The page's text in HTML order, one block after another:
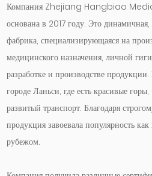
Компания Zhejiang Hangbiao
основана в 2017 году. Это
фабрика, специализирующаяся на
медицинского назначения, личной
разработке и производстве
городе Ланьси, где есть красивые
развитый транспорт. Благодаря
продукция завоевала популярность
рубежом.